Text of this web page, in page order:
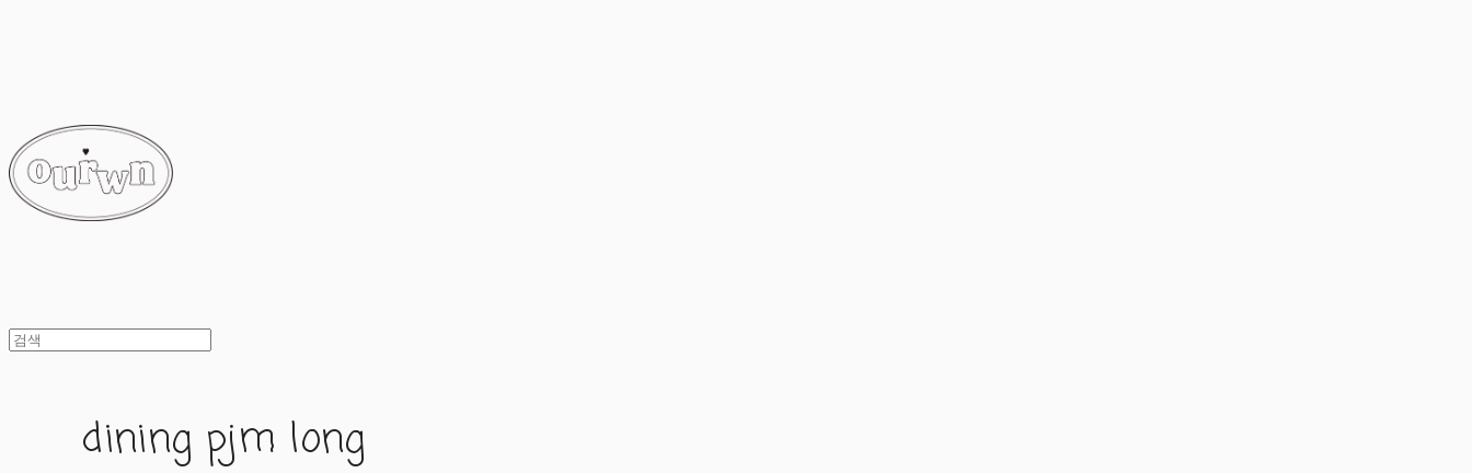
dining pjm long